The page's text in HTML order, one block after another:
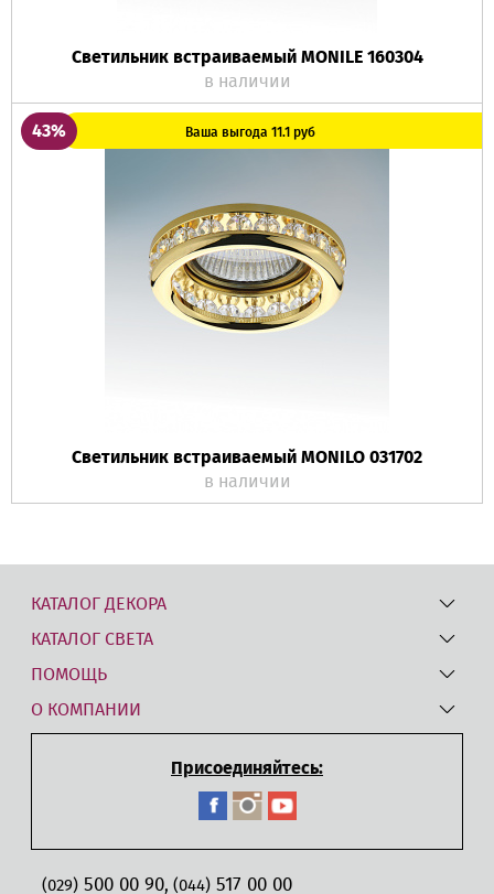
Светильник встраиваемый MONILE 160304
в наличии
43% Ваша выгода 11.1 руб
Светильник встраиваемый MONILO 031702
в наличии
КАТАЛОГ ДЕКОРА
КАТАЛОГ СВЕТА
ПОМОЩЬ
О КОМПАНИИ
Присоединяйтесь:
(029) 500 00 90, (044) 517 00 00